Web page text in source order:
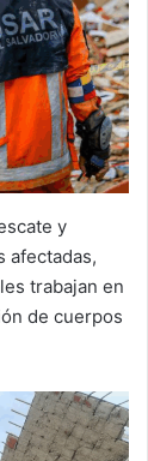
y
afectadas,
trabajan en
de cuerpos